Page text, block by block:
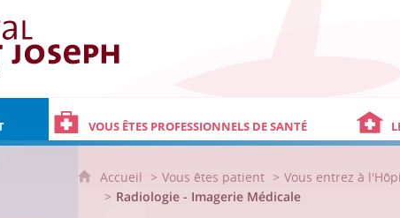
Saint Joseph - Marseille
VOUS ÊTES PROFESSIONNELS DE SANTÉ
Accueil Vous êtes patient Vous entrez à
Radiologie - Imagerie Médicale